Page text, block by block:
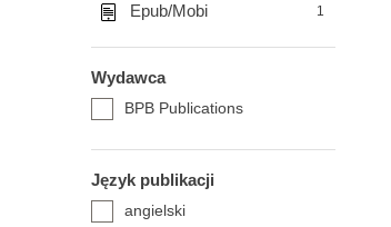
Epub/Mobi
1
Wydawca
BPB Publications
Język publikacji
angielski